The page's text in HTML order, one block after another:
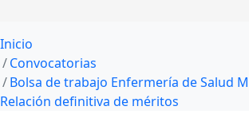
Inicio
Convocatorias
Bolsa de trabajo Enfermería de Salud
Relación definitiva de méritos